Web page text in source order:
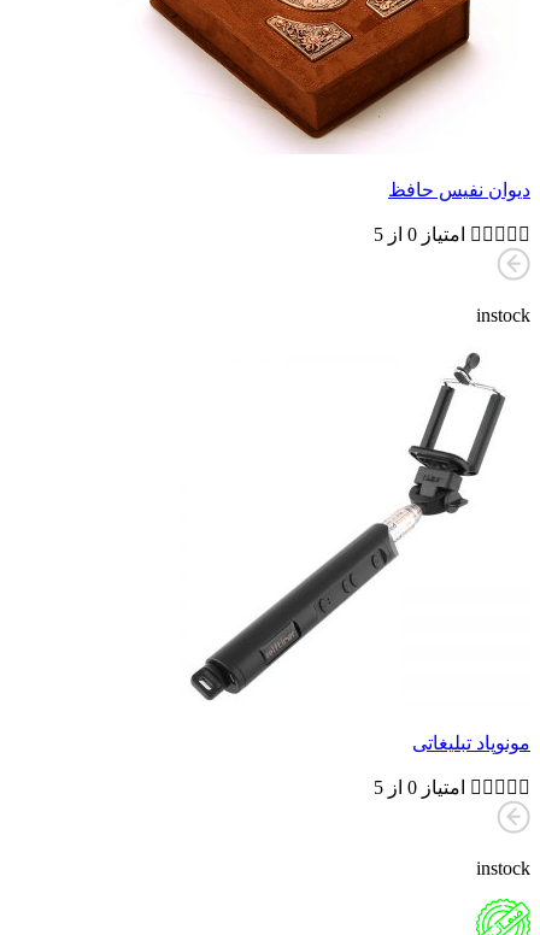
دیوان نفیس حافظ
     امتیاز 0 از 5
instock
مونوپاد تبلیغاتی
     امتیاز 0 از 5
instock